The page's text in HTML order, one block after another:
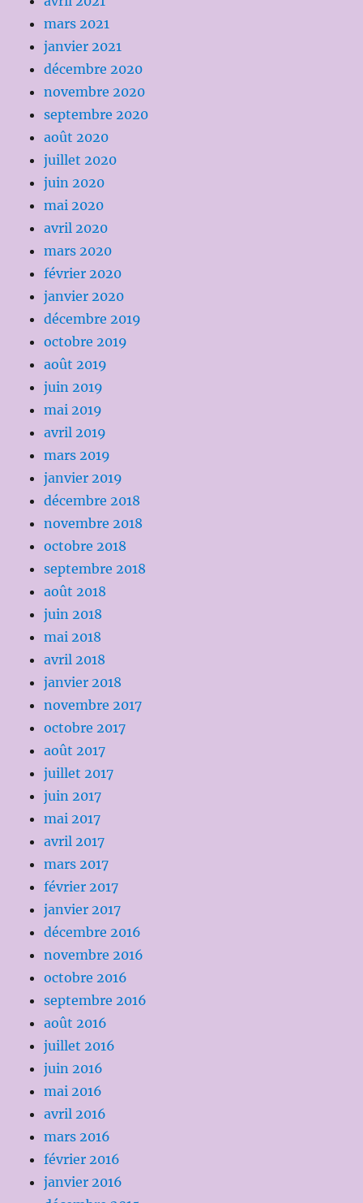
mars 2021
janvier 2021
décembre 2020
novembre 2020
septembre 2020
août 2020
juillet 2020
juin 2020
mai 2020
avril 2020
mars 2020
février 2020
janvier 2020
décembre 2019
octobre 2019
août 2019
juin 2019
mai 2019
avril 2019
mars 2019
janvier 2019
décembre 2018
novembre 2018
octobre 2018
septembre 2018
août 2018
juin 2018
mai 2018
avril 2018
janvier 2018
novembre 2017
octobre 2017
août 2017
juillet 2017
juin 2017
mai 2017
avril 2017
mars 2017
février 2017
janvier 2017
décembre 2016
novembre 2016
octobre 2016
septembre 2016
août 2016
juillet 2016
juin 2016
mai 2016
avril 2016
mars 2016
février 2016
janvier 2016